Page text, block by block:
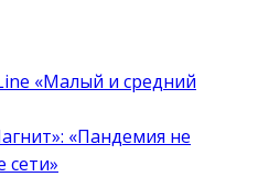
«Малый и средний
«Пандемия не
сети»